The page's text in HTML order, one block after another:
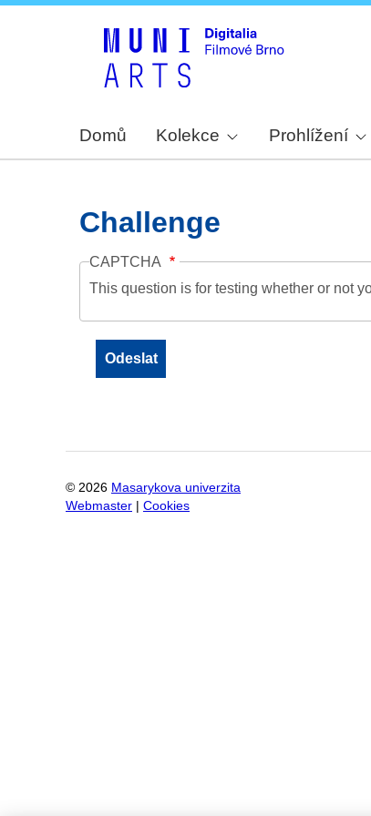
Domů Kolekce Prohlížení
Challenge
CAPTCHA
This question is for testing whether or not
© 2026 Masarykova univerzita
Webmaster
Cookies